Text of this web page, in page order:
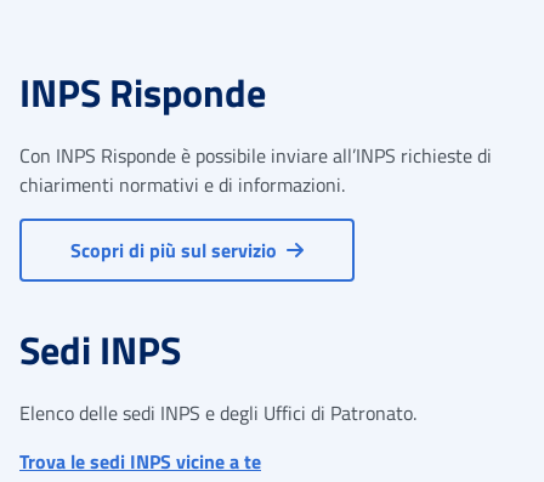
INPS Risponde
Con INPS Risponde è possibile inviare all’INPS richieste di
chiarimenti normativi e di informazioni.
Scopri di più sul servizio
Sedi INPS
Elenco delle sedi INPS e degli Uffici di Patronato.
Trova le sedi INPS vicine a te